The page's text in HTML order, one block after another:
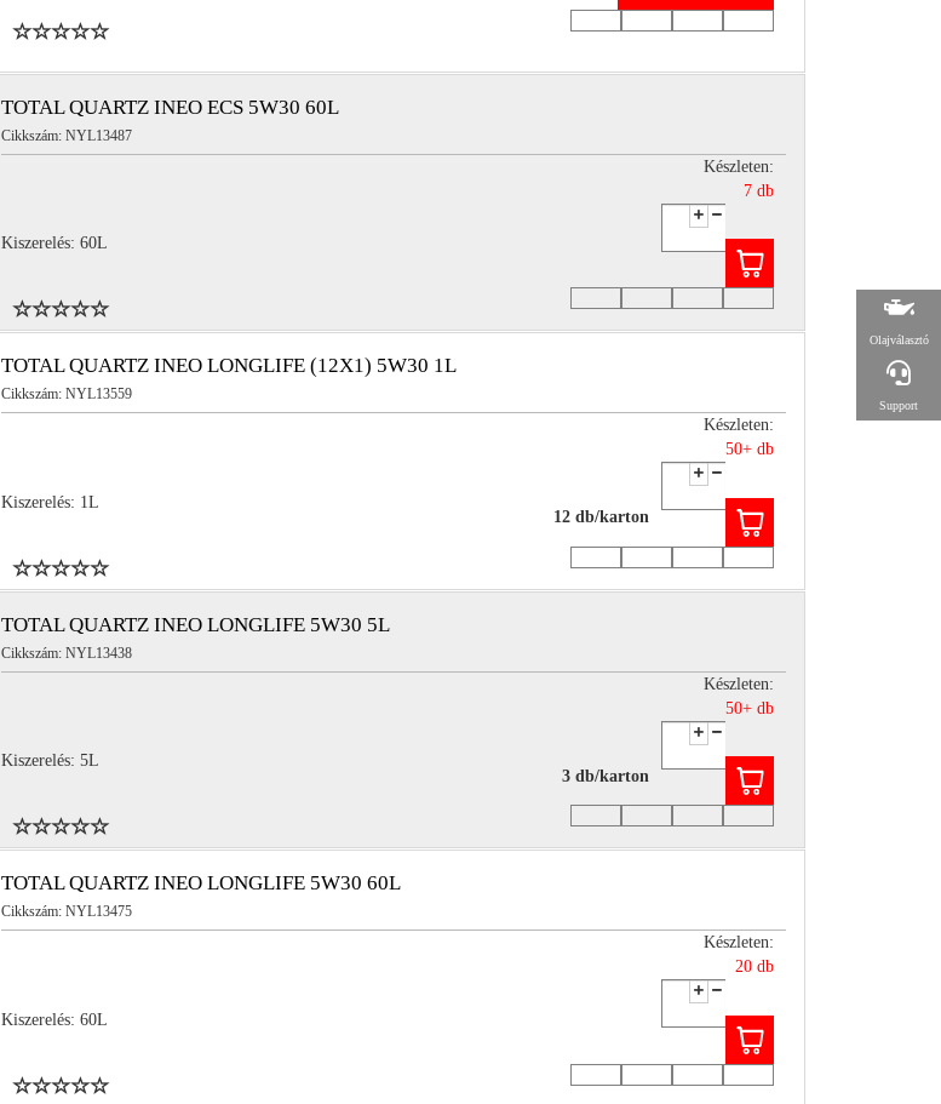
TOTAL QUARTZ INEO ECS 5W30 60L
Cikkszám: NYL13487
Kiszerelés: 60L
Készleten:
7 db
TOTAL QUARTZ INEO LONGLIFE (12X1) 5W30 1L
Cikkszám: NYL13559
Kiszerelés: 1L
Készleten:
50+ db
12 db/karton
TOTAL QUARTZ INEO LONGLIFE 5W30 5L
Cikkszám: NYL13438
Kiszerelés: 5L
Készleten:
50+ db
3 db/karton
TOTAL QUARTZ INEO LONGLIFE 5W30 60L
Cikkszám: NYL13475
Kiszerelés: 60L
Készleten:
20 db
Olajválasztó
Support